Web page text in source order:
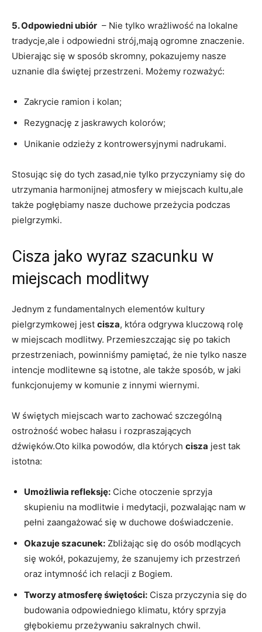
5. Odpowiedni⁤ ubiór ‌ – Nie⁣ tylko wrażliwość na​ lokalne
tradycje,ale i odpowiedni⁣ strój,mają ogromne znaczenie.‍
Ubierając się w sposób skromny, pokazujemy⁢ nasze
‌uznanie dla ⁢świętej przestrzeni. Możemy‍ rozważyć:
Zakrycie‌ ramion⁣ i kolan;
Rezygnację⁣ z jaskrawych kolorów;
Unikanie⁣ odzieży z kontrowersyjnymi ​nadrukami.
Stosując się do tych ⁤zasad,nie ​tylko przyczyniamy się ​do
utrzymania harmonijnej ‍atmosfery ⁣w miejscach kultu,ale
także ⁢pogłębiamy‌ nasze duchowe⁣ przeżycia ⁤podczas
pielgrzymki.
Cisza jako⁤ wyraz szacunku w
miejscach⁣ modlitwy
Jednym z ⁣fundamentalnych ‍elementów kultury⁢
pielgrzymkowej jest cisza, która​ odgrywa kluczową⁣ rolę
w miejscach modlitwy. Przemieszczając się po takich
‌przestrzeniach, powinniśmy pamiętać, że nie tylko nasze
intencje modlitewne są istotne, ale⁣ także⁤ sposób,⁣ w jaki
funkcjonujemy w komunie z ⁢innymi⁣ wiernymi.
W świętych miejscach warto zachować szczególną
ostrożność wobec hałasu i ​rozpraszających
dźwięków.Oto kilka powodów, dla⁤ których cisza jest tak
istotna:
Umożliwia refleksję: Ciche otoczenie ⁤sprzyja
skupieniu na modlitwie i medytacji,​ pozwalając ⁣nam w
pełni ⁤zaangażować ‌się w duchowe⁣ doświadczenie.
Okazuje szacunek: ⁤Zbliżając ​się do osób modlących
się wokół,​ pokazujemy, że⁤ szanujemy ⁢ich przestrzeń
oraz intymność⁤ ich relacji ⁣z Bogiem.
Tworzy⁤ atmosferę⁤ świętości: Cisza⁣ przyczynia się do
budowania odpowiedniego klimatu, który‌ sprzyja
⁢głębokiemu przeżywaniu sakralnych chwil.